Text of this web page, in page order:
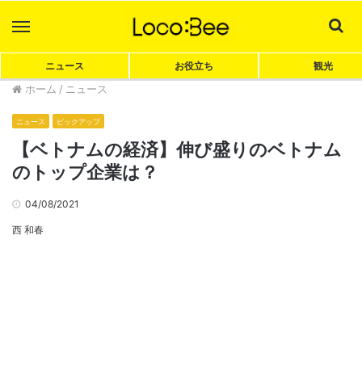
ニュース お役立ち 観光
ホーム / ニュース
ニュース ピックアップ
【ベトナムの経済】伸び盛りのベトナム
のトップ企業は？
04/08/2021
西 和春